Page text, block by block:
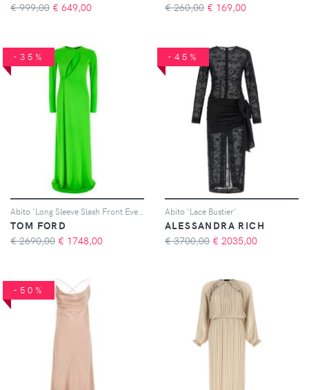
€ 999,00 € 649,00
€ 260,00 € 169,00
-35%
Abito 'Long Sleeve Slash Front Evening'
TOM FORD
€ 2690,00 € 1748,00
-45%
Abito 'Lace Bustier'
ALESSANDRA RICH
€ 3700,00 € 2035,00
-50%